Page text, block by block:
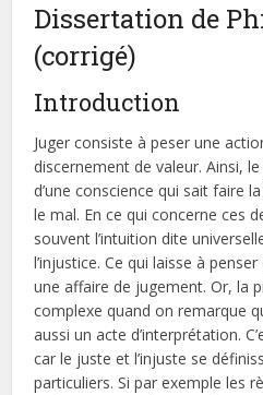
Dissertation de
(corrigé)
Introduction
Juger consiste à peser une
discernement de valeur. Ainsi,
d’une conscience qui sait faire
le mal. En ce qui concerne ces
souvent l’intuition dite
l’injustice. Ce qui laisse à
une affaire de jugement. Or, la
complexe quand on remarque
aussi un acte d’interprétation.
car le juste et l’injuste se
particuliers. Si par exemple les